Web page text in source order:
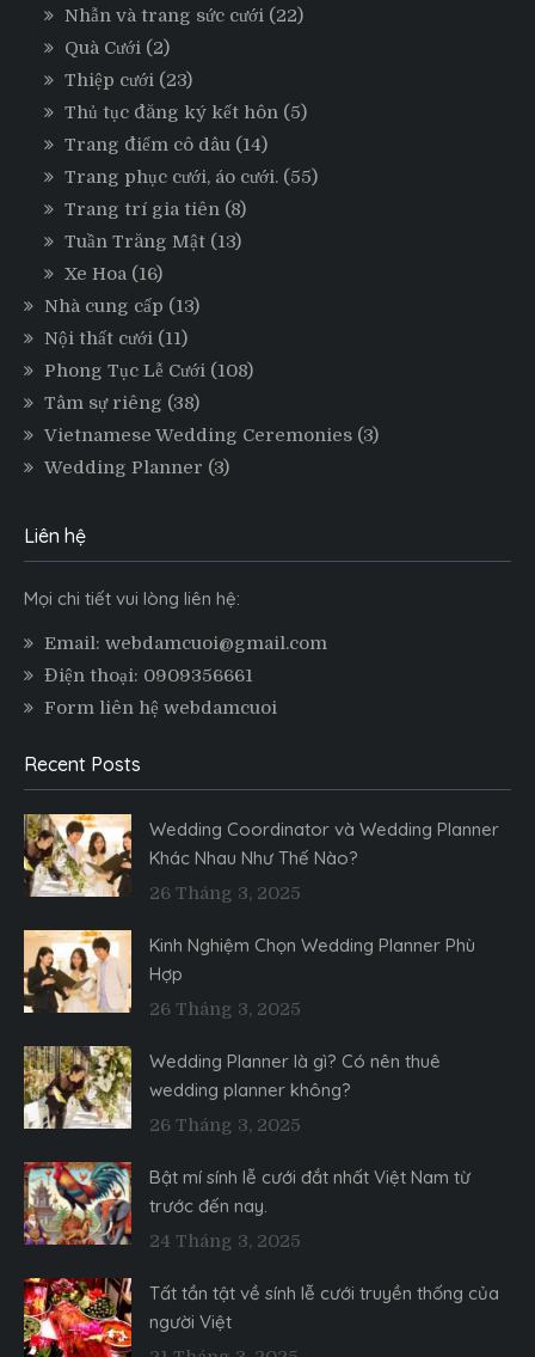
Nhẫn và trang sức cưới (22)
Quà Cưới (2)
Thiệp cưới (23)
Thủ tục đăng ký kết hôn (5)
Trang điểm cô dâu (14)
Trang phục cưới, áo cưới. (55)
Trang trí gia tiên (8)
Tuần Trăng Mật (13)
Xe Hoa (16)
Nhà cung cấp (13)
Nội thất cưới (11)
Phong Tục Lễ Cưới (108)
Tâm sự riêng (38)
Vietnamese Wedding Ceremonies (3)
Wedding Planner (3)
Liên hệ
Mọi chi tiết vui lòng liên hệ:
Email: webdamcuoi@gmail.com
Điện thoại: 0909356661
Form liên hệ webdamcuoi
Recent Posts
Wedding Coordinator và Wedding Planner
Khác Nhau Như Thế Nào?
26 Tháng 3, 2025
Kinh Nghiệm Chọn Wedding Planner Phù
Hợp
26 Tháng 3, 2025
Wedding Planner là gì? Có nên thuê
wedding planner không?
26 Tháng 3, 2025
Bật mí sính lễ cưới đắt nhất Việt Nam từ
trước đến nay.
24 Tháng 3, 2025
Tất tần tật về sính lễ cưới truyền thống của
người Việt